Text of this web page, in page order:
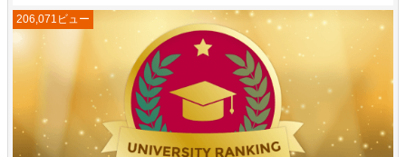
206,071ビュー